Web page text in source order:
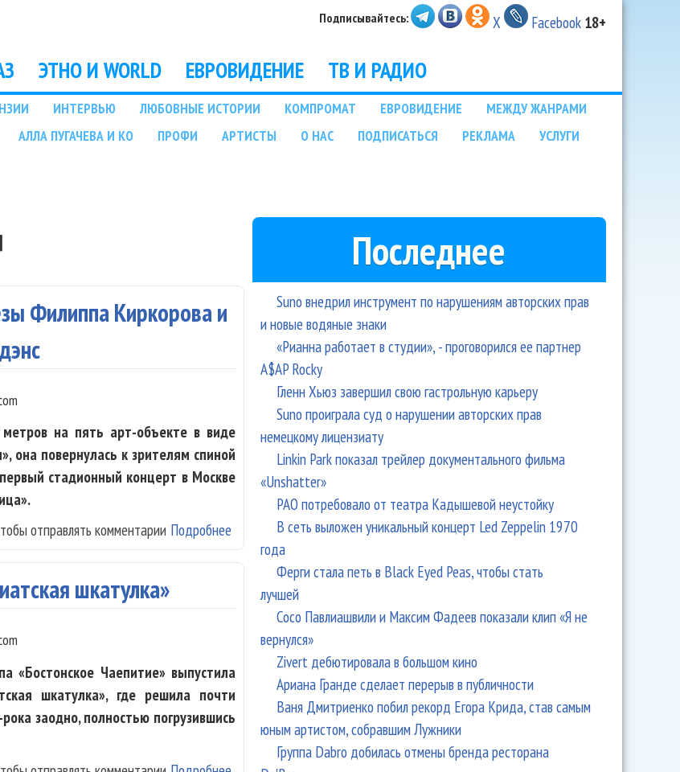
Подписывайтесь: X Facebook 18+
ЭТНО И WORLD ЕВРОВИДЕНИЕ ТВ И РАДИО
ИНТЕРВЬЮ ЛЮБОВНЫЕ ИСТОРИИ КОМПРОМАТ ЕВРОВИДЕНИЕ
МЕЖДУ ЖАНРАМИ
АЛЛА ПУГАЧЕВА И КО ПРОФИ АРТИСТЫ О НАС ПОДПИСАТЬСЯ РЕКЛАМА
УСЛУГИ
Филиппа Киркорова и
на пять арт-объекте в виде
она повернулась к зрителям спиной
стадионный концерт в Москве
Подробнее о Стадионный концерт Anna Asti: слезы Филиппа Киркорова и вокализы
под дэнс
отправлять комментарии
шкатулка»
«Бостонское Чаепитие» выпустила
шкатулка», где решила почти
заодно, полностью погрузившись
Последнее
Suno внедрил инструмент по нарушениям авторских прав
и новые водяные знаки
«Рианна работает в студии», - проговорился ее партнер
A$AP Rocky
Гленн Хьюз завершил свою гастрольную карьеру
Suno проиграла суд о нарушении авторских прав
немецкому лицензиату
Linkin Park показал трейлер документального фильма
«Unshatter»
РАО потребовало от театра Кадышевой неустойку
В сеть выложен уникальный концерт Led Zeppelin 1970
года
Ферги стала петь в Black Eyed Peas, чтобы стать
лучшей
Сосо Павлиашвили и Максим Фадеев показали клип «Я не
вернулся»
Zivert дебютировала в большом кино
Ариана Гранде сделает перерыв в публичности
Ваня Дмитриенко побил рекорд Егора Крида, став самым
юным артистом, собравшим Лужники
Группа Dabro добилась отмены бренда ресторана